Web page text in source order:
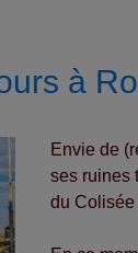
à
Envie de
ses ruines
du Colisée